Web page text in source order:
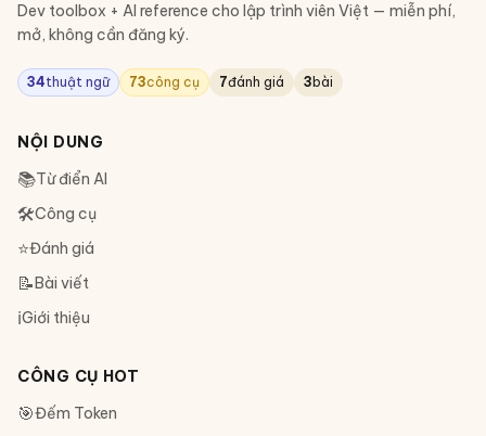
Dev toolbox + AI reference cho lập trình viên Việt — miễn phí,
mở, không cần đăng ký.
34thuật ngữ 73công cụ 7đánh giá 3 bài
NỘI DUNG
📚Từ điển AI
🛠Công cụ
⭐Đánh giá
📝Bài viết
ℹ️Giới thiệu
CÔNG CỤ HOT
🎯Đếm Token